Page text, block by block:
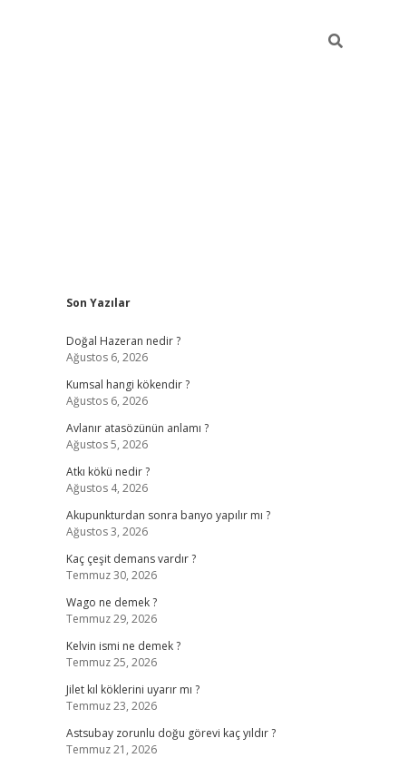
Sidebar
Son Yazılar
Doğal Hazeran nedir ?
Ağustos 6, 2026
Kumsal hangi kökendir ?
Ağustos 6, 2026
Avlanır atasözünün anlamı ?
Ağustos 5, 2026
Atkı kökü nedir ?
Ağustos 4, 2026
Akupunkturdan sonra banyo yapılır mı ?
Ağustos 3, 2026
Kaç çeşit demans vardır ?
Temmuz 30, 2026
Wago ne demek ?
Temmuz 29, 2026
Kelvin ismi ne demek ?
Temmuz 25, 2026
Jilet kıl köklerini uyarır mı ?
Temmuz 23, 2026
Astsubay zorunlu doğu görevi kaç yıldır ?
Temmuz 21, 2026
ilbet girişhttps://betexpergiris.casino/